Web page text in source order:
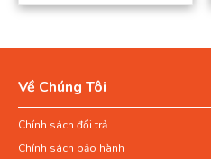
Về Chúng Tôi
Chính sách đổi trả
Chính sách bảo hành